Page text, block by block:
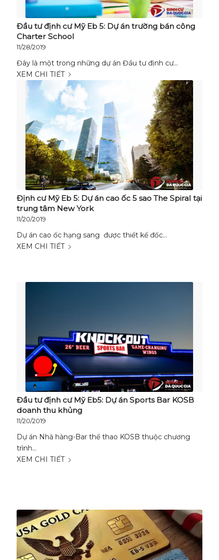
Đầu tư định cư Mỹ Eb 5: Dự án trường bán công
Charter School
11/28/2019
Đây là một trong những dự án Đầu tư định cư…
XEM CHI TIẾT
Định cư Mỹ Eb 5: Dự án cao ốc 5 sao The Spiral tại
trung tâm New York
11/20/2019
Dự án cao ốc hạng sang được thiết kế đốc…
XEM CHI TIẾT
Đầu tư định cư Mỹ Eb5: Dự án Sports Bar KOSB
doanh thu khủng
11/20/2019
Dự án Nhà hàng-Bar thể thao KOSB thuộc chương
trình…
XEM CHI TIẾT